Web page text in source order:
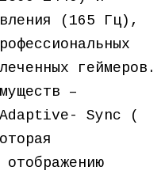
(165 Гц),
геймеров.
–
Adaptive- Sync (
отображению